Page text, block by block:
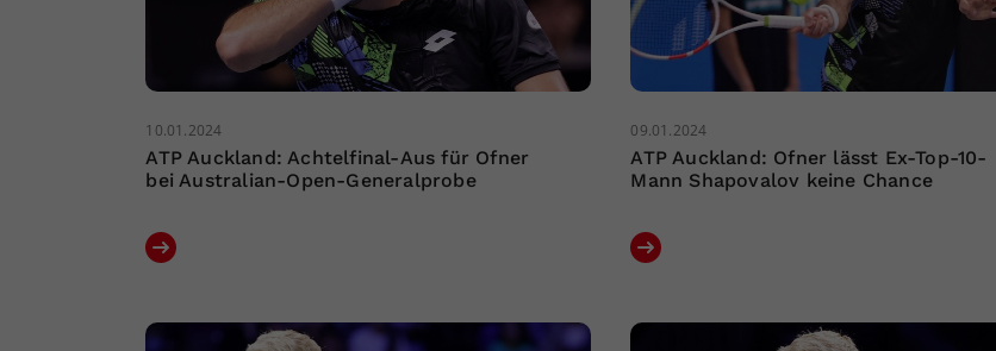
10.01.2024
ATP Auckland: Achtelfinal-Aus für Ofner
bei Australian-Open-Generalprobe
09.01.2024
ATP Auckland: Ofner lässt Ex-Top-10-
Mann Shapovalov keine Chance